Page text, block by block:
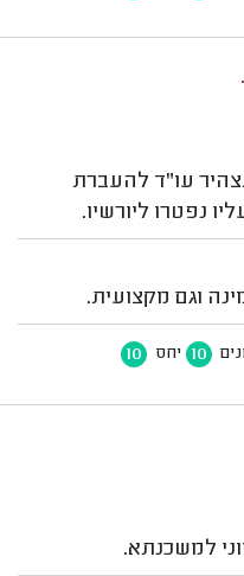
עו"ד להעברת
נפטרו ליורשיו.
וגם מקצועית.
10 יחס 10
למשכנתא.